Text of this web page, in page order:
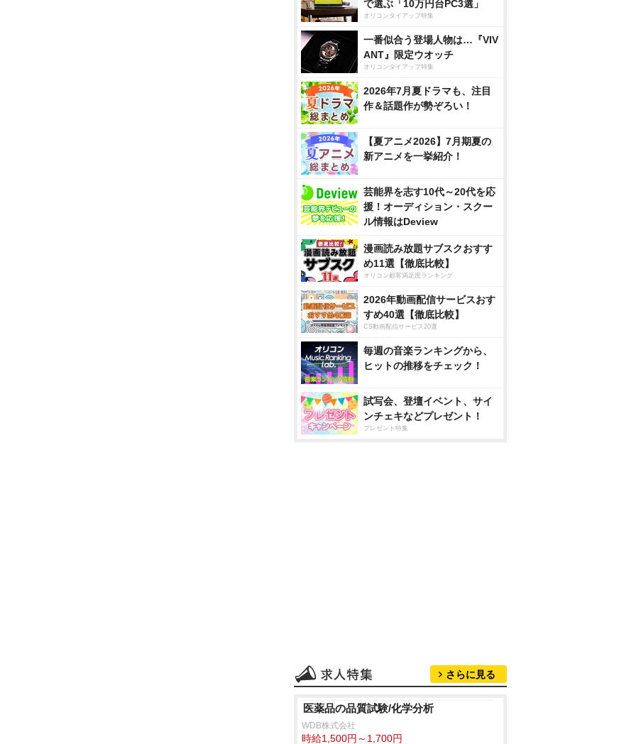
で選ぶ「10万円台PC3選」
オリコンタイアップ特集
一番似合う登場人物は…『VIV
ANT』限定ウオッチ
オリコンタイアップ特集
2026年7月夏ドラマも、注目
作＆話題作が勢ぞろい！
【夏アニメ2026】7月期夏の
新アニメを一挙紹介！
芸能界を志す10代～20代を応
援！オーディション・スクー
ル情報はDeview
漫画読み放題サブスクおすす
め11選【徹底比較】
オリコン顧客満足度ランキング
2026年動画配信サービスおす
すめ40選【徹底比較】
CS動画配信サービス20選
毎週の音楽ランキングから、
ヒットの推移をチェック！
試写会、登壇イベント、サイ
ンチェキなどプレゼント！
プレゼント特集
さらに見る
医薬品の品質試験/化学分析
WDB株式会社
時給1,500円～1,700円